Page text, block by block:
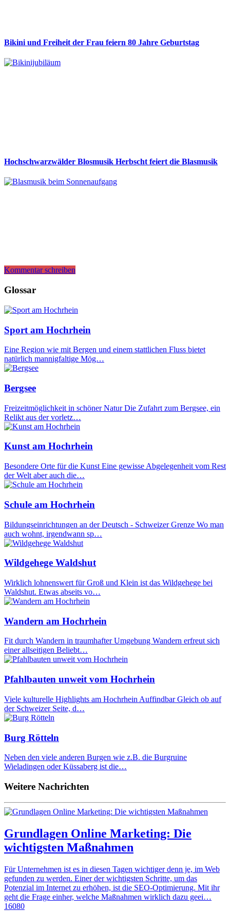
Bikini und Freiheit der Frau feiern 80 Jahre Geburtstag
Hochschwarzwälder Blosmusik Herbscht feiert die Blasmusik
Kommentar schreiben
Glossar
Sport am Hochrhein
Eine Region wie mit Bergen und einem stattlichen Fluss bietet
natürlich mannigfaltige Mög…
Bergsee
Freizeitmöglichkeit in schöner Natur Die Zufahrt zum Bergsee, ein
Relikt aus der vorletz…
Kunst am Hochrhein
Besondere Orte für die Kunst Eine gewisse Abgelegenheit vom Rest
der Welt aber auch die…
Schule am Hochrhein
Bildungseinrichtungen an der Deutsch - Schweizer Grenze Wo man
auch wohnt, irgendwann sp…
Wildgehege Waldshut
Wirklich lohnenswert für Groß und Klein ist das Wildgehege bei
Waldshut. Etwas abseits vo…
Wandern am Hochrhein
Fit durch Wandern in traumhafter Umgebung Wandern erfreut sich
einer allseitigen Beliebt…
Pfahlbauten unweit vom Hochrhein
Viele kulturelle Highlights am Hochrhein Auffindbar Gleich ob auf
der Schweizer Seite, d…
Burg Rötteln
Neben den viele anderen Burgen wie z.B. die Burgruine
Wieladingen oder Küssaberg ist die…
Weitere Nachrichten
Grundlagen Online Marketing: Die
wichtigsten Maßnahmen
Für Unternehmen ist es in diesen Tagen wichtiger denn je, im Web
gefunden zu werden. Einer der wichtigsten Schritte, um das
Potenzial im Internet zu erhöhen, ist die SEO-Optimierung. Mit ihr
geht die Frage einher, welche Maßnahmen wirklich dazu geei…
16080